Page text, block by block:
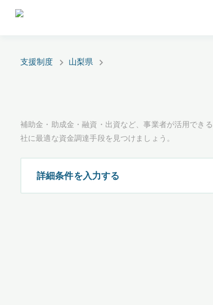
支援制度 山梨県
補助金・助成金・融資・出資など、事業者が活用でき
社に最適な資金調達手段を見つけましょう。
詳細条件を入力する